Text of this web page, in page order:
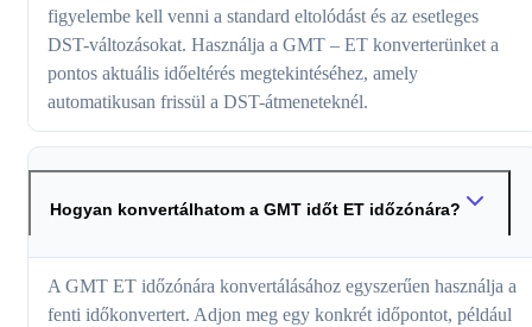
figyelembe kell venni a standard eltolódást és az esetleges
DST-változásokat. Használja a GMT – ET konverterünket a
pontos aktuális időeltérés megtekintéséhez, amely
automatikusan frissül a DST-átmeneteknél.
Hogyan konvertálhatom a GMT időt ET időzónára?
A GMT ET időzónára konvertálásához egyszerűen használja a
fenti időkonvertert. Adjon meg egy konkrét időpontot, például